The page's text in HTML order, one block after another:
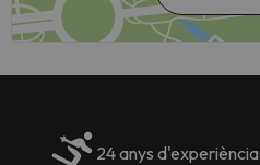
24 anys